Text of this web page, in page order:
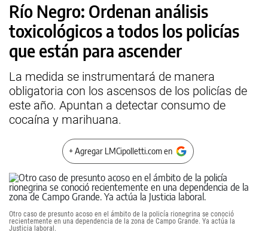
Río Negro: Ordenan análisis
toxicológicos a todos los policías
que están para ascender
La medida se instrumentará de manera
obligatoria con los ascensos de los policías de
este año. Apuntan a detectar consumo de
cocaína y marihuana.
+ Agregar LMCipolletti.com en
Otro caso de presunto acoso en el ámbito de la policía rionegrina se conoció
recientemente en una dependencia de la zona de Campo Grande. Ya actúa la
Justicia laboral.